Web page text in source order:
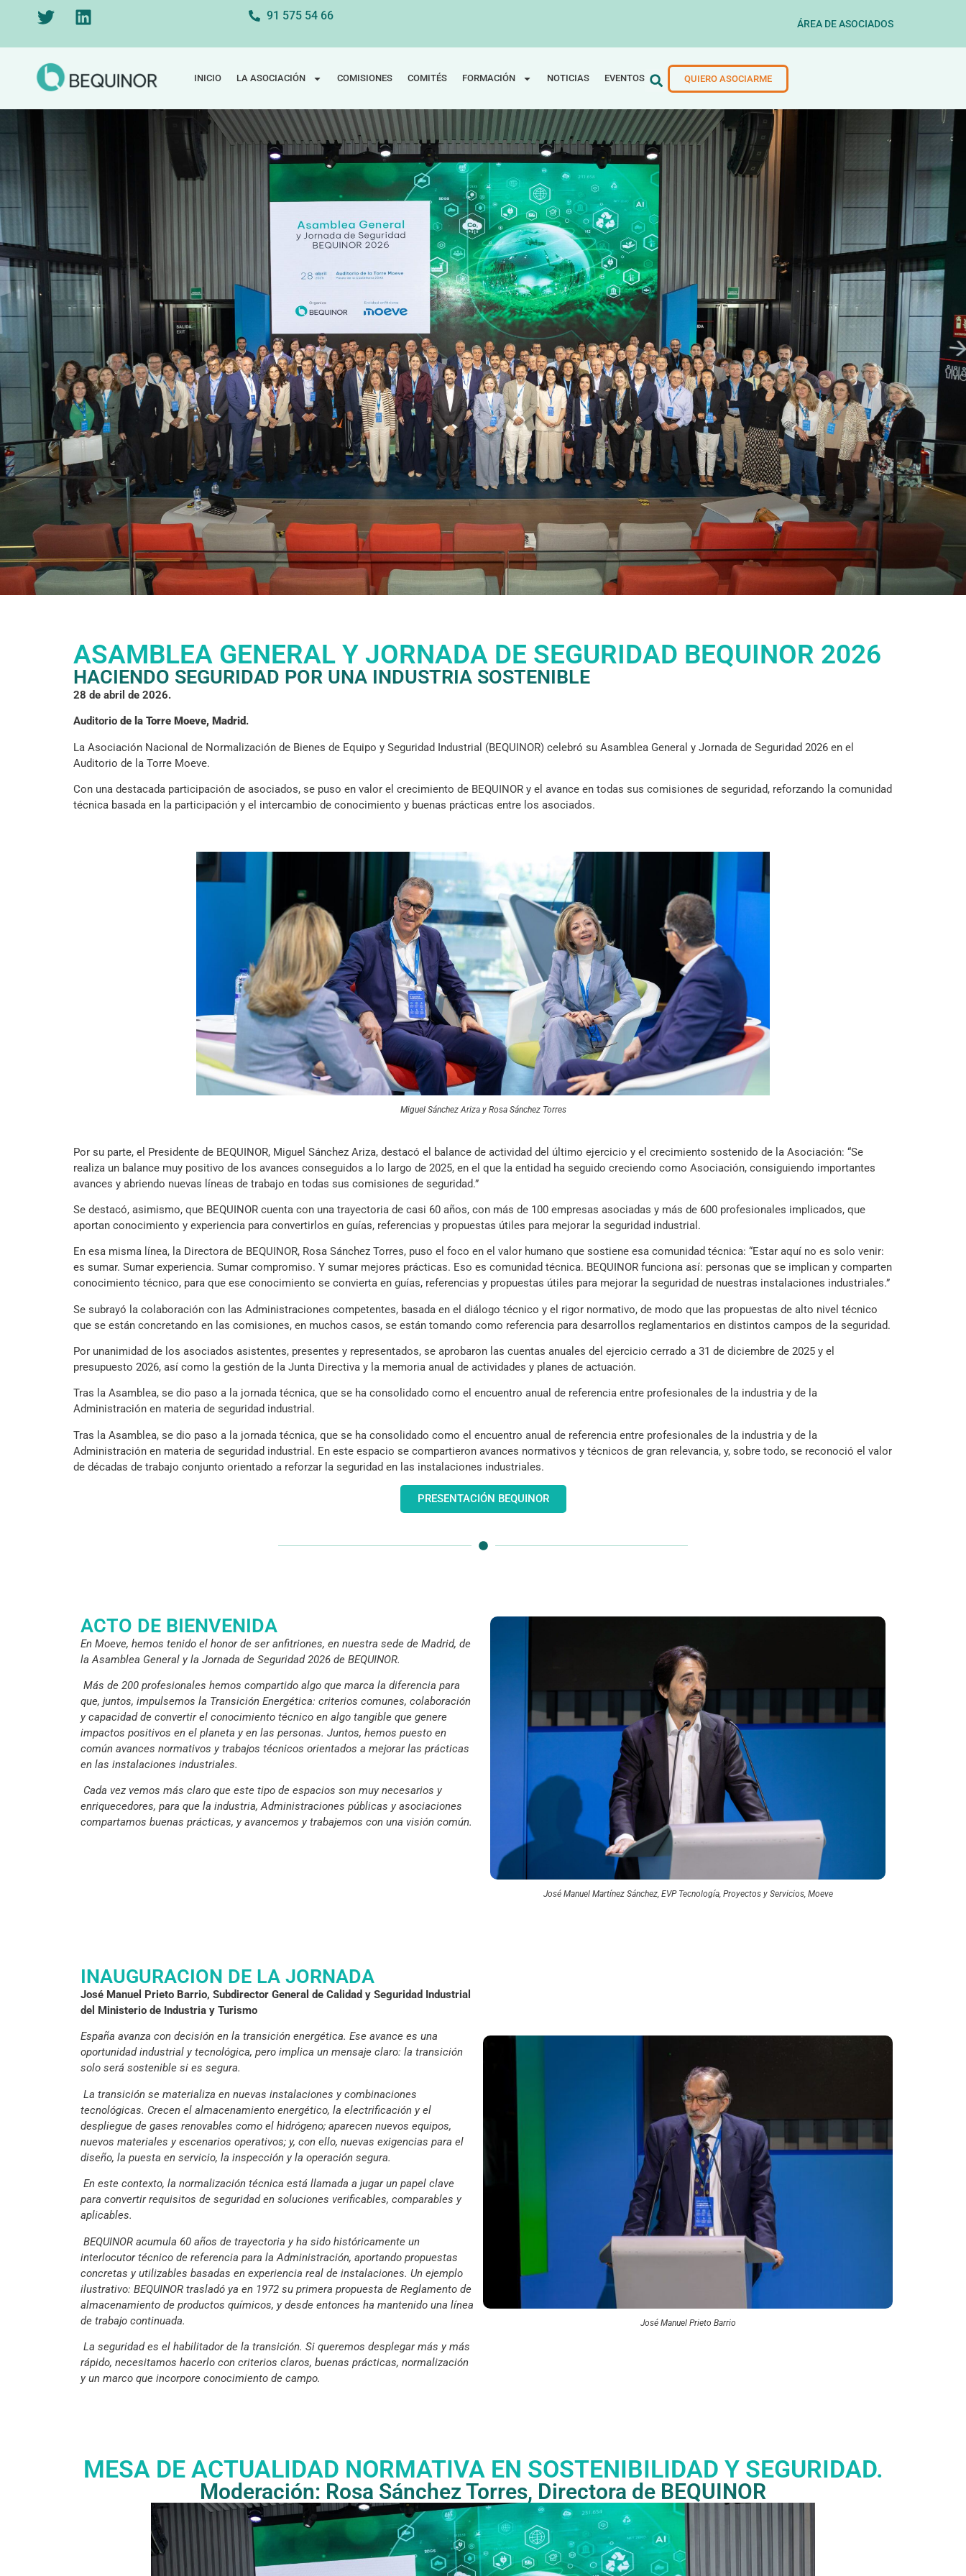
91 575 54 66
ÁREA DE ASOCIADOS
INICIO LA ASOCIACIÓN COMISIONES COMITÉS FORMACIÓN NOTICIAS EVENTOS QUIERO ASOCIARME
ASAMBLEA GENERAL Y JORNADA DE SEGURIDAD BEQUINOR 2026
HACIENDO SEGURIDAD POR UNA INDUSTRIA SOSTENIBLE
28 de abril de 2026.
Auditorio de la Torre Moeve, Madrid.
La Asociación Nacional de Normalización de Bienes de Equipo y Seguridad Industrial (BEQUINOR) celebró su Asamblea General y Jornada de Seguridad 2026 en el
Auditorio de la Torre Moeve.
Con una destacada participación de asociados, se puso en valor el crecimiento de BEQUINOR y el avance en todas sus comisiones de seguridad, reforzando la comunidad
técnica basada en la participación y el intercambio de conocimiento y buenas prácticas entre los asociados.
Miguel Sánchez Ariza y Rosa Sánchez Torres
Por su parte, el Presidente de BEQUINOR, Miguel Sánchez Ariza, destacó el balance de actividad del último ejercicio y el crecimiento sostenido de la Asociación: “Se
realiza un balance muy positivo de los avances conseguidos a lo largo de 2025, en el que la entidad ha seguido creciendo como Asociación, consiguiendo importantes
avances y abriendo nuevas líneas de trabajo en todas sus comisiones de seguridad.”
Se destacó, asimismo, que BEQUINOR cuenta con una trayectoria de casi 60 años, con más de 100 empresas asociadas y más de 600 profesionales implicados, que
aportan conocimiento y experiencia para convertirlos en guías, referencias y propuestas útiles para mejorar la seguridad industrial.
En esa misma línea, la Directora de BEQUINOR, Rosa Sánchez Torres, puso el foco en el valor humano que sostiene esa comunidad técnica: “Estar aquí no es solo venir:
es sumar. Sumar experiencia. Sumar compromiso. Y sumar mejores prácticas. Eso es comunidad técnica. BEQUINOR funciona así: personas que se implican y comparten
conocimiento técnico, para que ese conocimiento se convierta en guías, referencias y propuestas útiles para mejorar la seguridad de nuestras instalaciones industriales.”
Se subrayó la colaboración con las Administraciones competentes, basada en el diálogo técnico y el rigor normativo, de modo que las propuestas de alto nivel técnico
que se están concretando en las comisiones, en muchos casos, se están tomando como referencia para desarrollos reglamentarios en distintos campos de la seguridad.
Por unanimidad de los asociados asistentes, presentes y representados, se aprobaron las cuentas anuales del ejercicio cerrado a 31 de diciembre de 2025 y el
presupuesto 2026, así como la gestión de la Junta Directiva y la memoria anual de actividades y planes de actuación.
Tras la Asamblea, se dio paso a la jornada técnica, que se ha consolidado como el encuentro anual de referencia entre profesionales de la industria y de la
Administración en materia de seguridad industrial.
Tras la Asamblea, se dio paso a la jornada técnica, que se ha consolidado como el encuentro anual de referencia entre profesionales de la industria y de la
Administración en materia de seguridad industrial. En este espacio se compartieron avances normativos y técnicos de gran relevancia, y, sobre todo, se reconoció el valor
de décadas de trabajo conjunto orientado a reforzar la seguridad en las instalaciones industriales.
PRESENTACIÓN BEQUINOR
ACTO DE BIENVENIDA
En Moeve, hemos tenido el honor de ser anfitriones, en nuestra sede de Madrid, de
la Asamblea General y la Jornada de Seguridad 2026 de BEQUINOR.
Más de 200 profesionales hemos compartido algo que marca la diferencia para
que, juntos, impulsemos la Transición Energética: criterios comunes, colaboración
y capacidad de convertir el conocimiento técnico en algo tangible que genere
impactos positivos en el planeta y en las personas. Juntos, hemos puesto en
común avances normativos y trabajos técnicos orientados a mejorar las prácticas
en las instalaciones industriales.
Cada vez vemos más claro que este tipo de espacios son muy necesarios y
enriquecedores, para que la industria, Administraciones públicas y asociaciones
compartamos buenas prácticas, y avancemos y trabajemos con una visión común.
José Manuel Martínez Sánchez, EVP Tecnología, Proyectos y Servicios, Moeve
INAUGURACION DE LA JORNADA
José Manuel Prieto Barrio, Subdirector General de Calidad y Seguridad Industrial
del Ministerio de Industria y Turismo
España avanza con decisión en la transición energética. Ese avance es una
oportunidad industrial y tecnológica, pero implica un mensaje claro: la transición
solo será sostenible si es segura.
La transición se materializa en nuevas instalaciones y combinaciones
tecnológicas. Crecen el almacenamiento energético, la electrificación y el
despliegue de gases renovables como el hidrógeno; aparecen nuevos equipos,
nuevos materiales y escenarios operativos; y, con ello, nuevas exigencias para el
diseño, la puesta en servicio, la inspección y la operación segura.
En este contexto, la normalización técnica está llamada a jugar un papel clave
para convertir requisitos de seguridad en soluciones verificables, comparables y
aplicables.
BEQUINOR acumula 60 años de trayectoria y ha sido históricamente un
interlocutor técnico de referencia para la Administración, aportando propuestas
concretas y utilizables basadas en experiencia real de instalaciones. Un ejemplo
ilustrativo: BEQUINOR trasladó ya en 1972 su primera propuesta de Reglamento de
almacenamiento de productos químicos, y desde entonces ha mantenido una línea
de trabajo continuada.
La seguridad es el habilitador de la transición. Si queremos desplegar más y más
rápido, necesitamos hacerlo con criterios claros, buenas prácticas, normalización
y un marco que incorpore conocimiento de campo.
José Manuel Prieto Barrio
MESA DE ACTUALIDAD NORMATIVA EN SOSTENIBILIDAD Y SEGURIDAD.
Moderación: Rosa Sánchez Torres, Directora de BEQUINOR